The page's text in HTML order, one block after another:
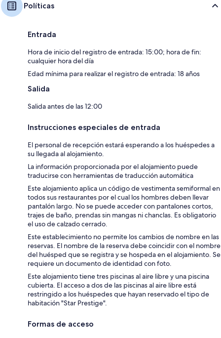
Políticas
Entrada
Hora de inicio del registro de entrada: 15:00; hora de fin:
cualquier hora del día
Edad mínima para realizar el registro de entrada: 18 años
Salida
Salida antes de las 12:00
Instrucciones especiales de entrada
El personal de recepción estará esperando a los huéspedes a
su llegada al alojamiento.
La información proporcionada por el alojamiento puede
traducirse con herramientas de traducción automática
Este alojamiento aplica un código de vestimenta semiformal en
todos sus restaurantes por el cual los hombres deben llevar
pantalón largo. No se puede acceder con pantalones cortos,
trajes de baño, prendas sin mangas ni chanclas. Es obligatorio
el uso de calzado cerrado.
Este establecimiento no permite los cambios de nombre en las
reservas. El nombre de la reserva debe coincidir con el nombre
del huésped que se registra y se hospeda en el alojamiento. Se
requiere un documento de identidad con foto.
Este alojamiento tiene tres piscinas al aire libre y una piscina
cubierta. El acceso a dos de las piscinas al aire libre está
restringido a los huéspedes que hayan reservado el tipo de
habitación "Star Prestige".
Formas de acceso